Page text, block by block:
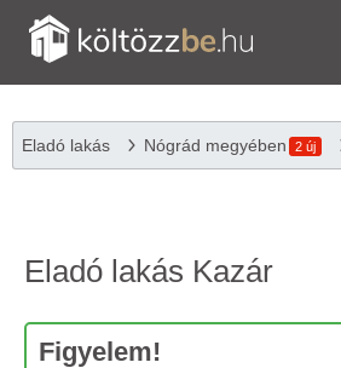
Eladó lakás Nógrád megyében 2 új
Eladó lakás Kazár
Figyelem!